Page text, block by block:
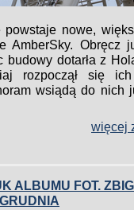
powstaje nowe,
AmberSky. Obręcz
budowy dotarła z
rozpoczął się ich
wsiądą do nich
więcej
ALBUMU FOT.